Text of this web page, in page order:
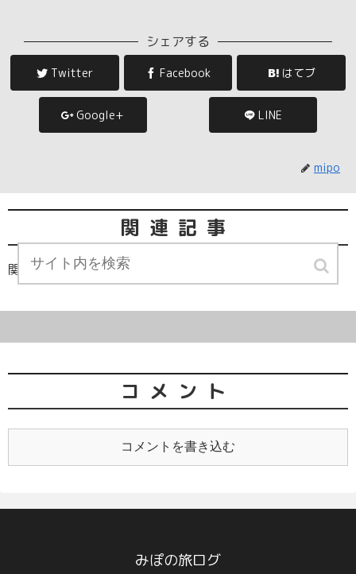
シェアする
Twitter Facebook はてブ
Google+ LINE
mipo
関連記事
関連記事は見つかりませんでした。
コメント
コメントを書き込む
みぽの旅ログ